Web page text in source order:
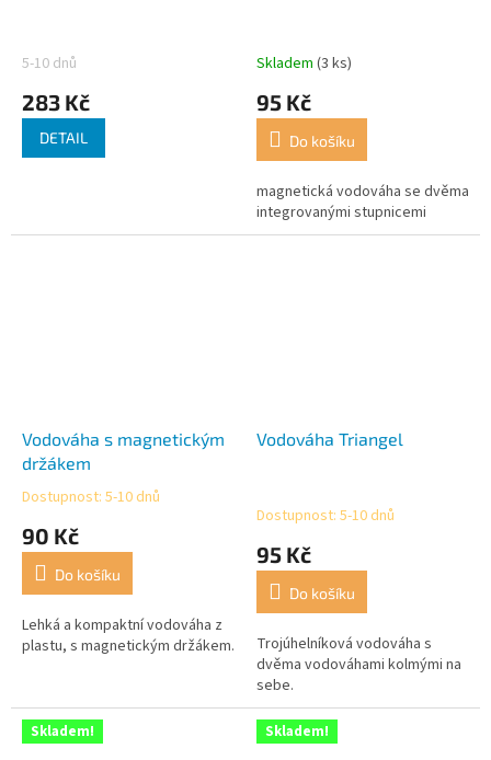
5-10 dnů
283 Kč
DETAIL
Skladem (3 ks)
95 Kč
Do košíku
magnetická vodováha se dvěma
integrovanými stupnicemi
Vodováha s magnetickým
držákem
Průměrné
produktu
5,0
5
hvězdiček.
Dostupnost: 5-10 dnů
90 Kč
Do košíku
Lehká a kompaktní vodováha z
plastu, s magnetickým držákem.
Vodováha Triangel
Dostupnost: 5-10 dnů
95 Kč
Do košíku
Trojúhelníková vodováha s
dvěma vodováhami kolmými na
sebe.
Skladem! Skladem!